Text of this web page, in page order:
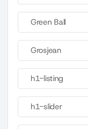
Green Ball
Grosjean
h1-listing
h1-slider